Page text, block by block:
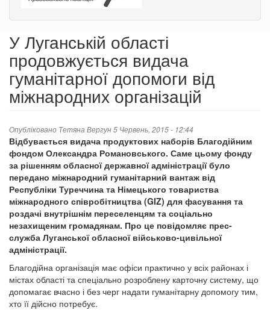
У Луганській області
продовжується видача
гуманітарної допомоги від
міжнародних організацій
Опубліковано Тетяна Вергун5 Червень, 2015 - 12:44
Відбувається видача продуктових наборів Благодійним
фондом Олександра Романовського. Саме цьому фонду
за рішенням обласної державної адміністрації було
передано міжнародний гуманітарний вантаж від
Республіки Туреччина та Німецького товариства
міжнародного співробітництва (GIZ) для фасування та
роздачі внутрішнім переселенцям та соціально
незахищеним громадянам. Про це повідомляє прес-
служба Луганської обласної військово-цивільної
адміністрації.
Благодійна організація має офіси практично у всіх районах і
містах області та спеціально розроблену карточну систему, що
допомагає вчасно і без черг надати гуманітарну допомогу тим,
хто її дійсно потребує.